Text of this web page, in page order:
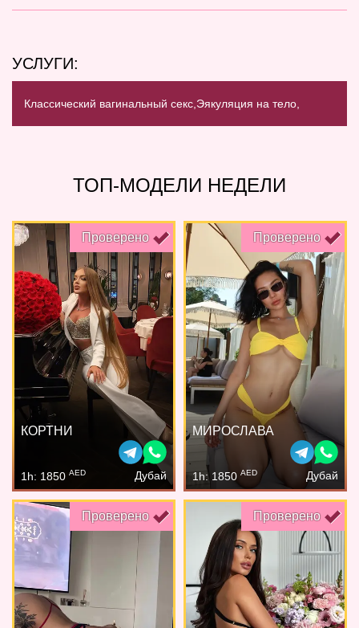
УСЛУГИ:
Классический вагинальный секс, Эякуляция на тело,
ТОП-МОДЕЛИ НЕДЕЛИ
Проверено
КОРТНИ
1h: 1850 AED Дубай
Проверено
МИРОСЛАВА
1h: 1850 AED Дубай
Проверено Проверено